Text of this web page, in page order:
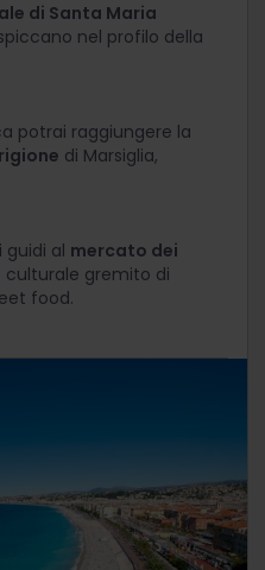
di Santa Maria
nel profilo della
potrai raggiungere la
di Marsiglia,
al mercato dei
gremito di
food.